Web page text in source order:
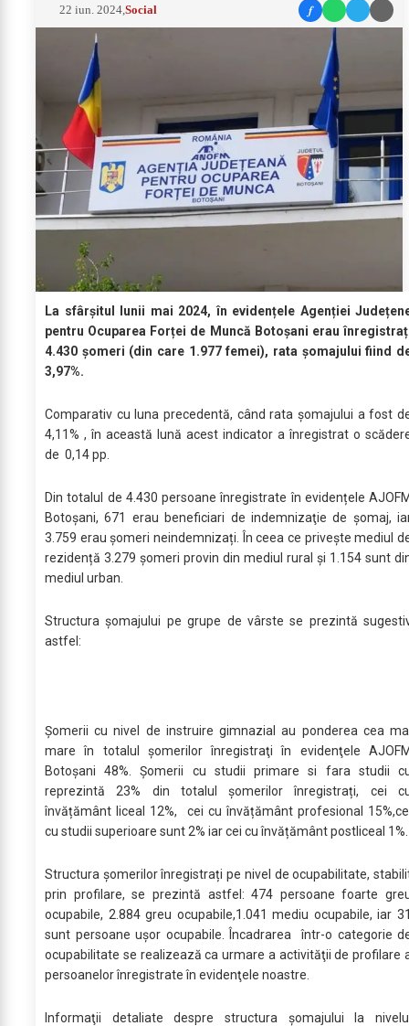
22 iun. 2024 ,Social f
La sfârșitul lunii mai 2024, în evidențele Agenției
pentru Ocuparea Forței de Muncă Botoșani erau
4.430 șomeri (din care 1.977 femei), rata șomajului fiind
3,97%.
Comparativ cu luna precedentă, când rata șomajului a fost
4,11% , în această lună acest indicator a înregistrat o
de 0,14 pp.
Din totalul de 4.430 persoane înregistrate în evidențele
Botoșani, 671 erau beneficiari de indemnizaţie de şomaj,
3.759 erau șomeri neindemnizați. În ceea ce privește mediul
rezidență 3.279 șomeri provin din mediul rural și 1.154 sunt
mediul urban.
Structura șomajului pe grupe de vârste se prezintă
astfel:
Șomerii cu nivel de instruire gimnazial au ponderea cea
mare în totalul şomerilor înregistraţi în evidenţele
Botoșani 48%. Șomerii cu studii primare si fara studii
reprezintă 23% din totalul șomerilor înregistrați, cei
învățământ liceal 12%, cei cu învățământ profesional
cu studii superioare sunt 2% iar cei cu învățământ postliceal 1%.
Structura șomerilor înregistrați pe nivel de ocupabilitate,
prin profilare, se prezintă astfel: 474 persoane foarte
ocupabile, 2.884 greu ocupabile,1.041 mediu ocupabile, iar
sunt persoane ușor ocupabile. Încadrarea într-o categorie
ocupabilitate se realizează ca urmare a activităţii de profilare
persoanelor înregistrate în evidenţele noastre.
Informaţii detaliate despre structura şomajului la